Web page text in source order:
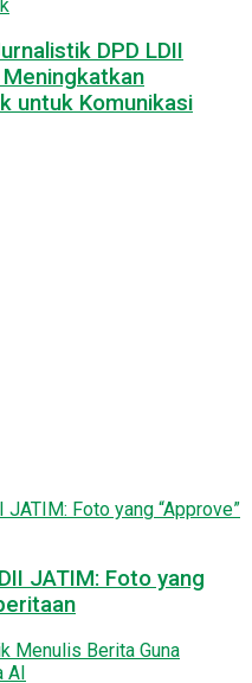
DPD LDII
untuk Komunikasi
JATIM: Foto yang